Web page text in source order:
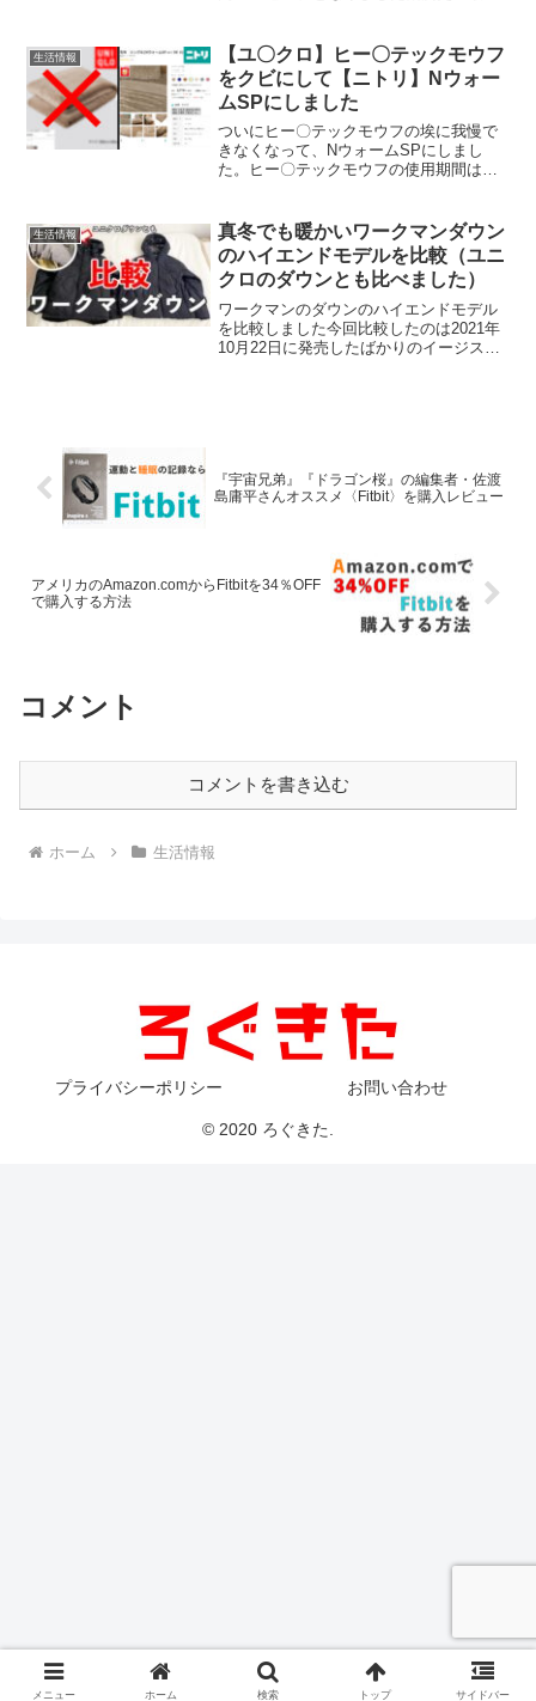
てどのくらい？2021年12月2日の雪12
月...
生活情報
【ユ〇クロ】ヒー〇テックモウフ
をクビにして【ニトリ】Nウォー
ムSPにしました
ついにヒー〇テックモウフの埃に我慢で
きなくなって、NウォームSPにしまし
た。ヒー〇テックモウフの使用期間は約3
いて発信しています。お役に立てたら幸
いです。ヒー〇テックモ...
生活情報
真冬でも暖かいワークマンダウン
のハイエンドモデルを比較（ユニ
クロのダウンとも比べました）
ワークマンのダウンのハイエンドモデル
を比較しました今回比較したのは2021年
10月22日に発売したばかりのイージスダ
『宇宙兄弟』『ドラゴン桜』の編集者・佐渡
島庸平さんオススメ〈Fitbit〉を購入レビュー
アメリカのAmazon.comからFitbitを34％OFF
で購入する方法
コメント
コメントを書き込む
ホーム 生活情報
プライバシーポリシー お問い合わせ
© 2020 ろぐきた.
メニュー ホーム 検索 トップ サイドバー